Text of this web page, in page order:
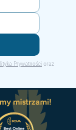
Prywatności oraz
mistrzami!